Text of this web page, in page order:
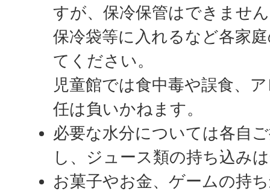
すが、保冷保管はできませ
保冷袋等に入れるなど各家
てください。
児童館では食中毒や誤食、
任は負いかねます。
必要な水分については各自
し、ジュース類の持ち込み
お菓子やお金、ゲームの持